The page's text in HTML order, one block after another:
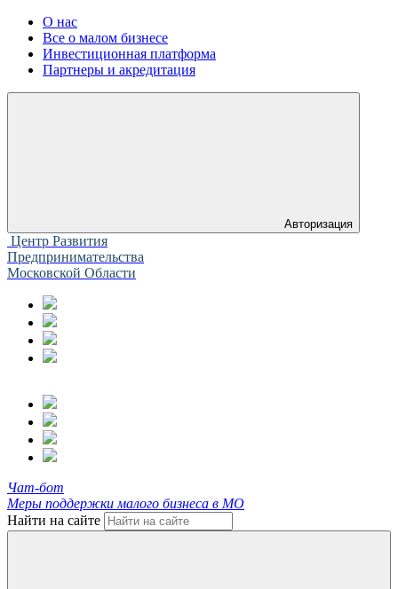
О нас
Все о малом бизнесе
Инвестиционная платформа
Партнеры и акредитация
Авторизация
Центр Развития
Предпринимательства
Московской Области
Чат-бот
Меры поддержки малого бизнеса в МО
Найти на сайте